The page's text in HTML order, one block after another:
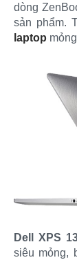
dòng
sản phẩm.
laptop
Dell XPS
siêu mỏng,